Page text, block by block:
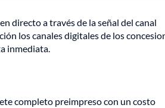
directo a través de la señal del canal
los canales digitales de los
inmediata.
completo preimpreso con un costo